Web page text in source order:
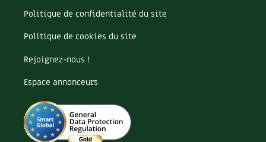
Recette
Récup'
Réparation
Reproduction
Restauration
Rocaille
Ronce (ou mûre de jardin)
Roquette
Politique de confidentialité du site
Politique de cookies du site
Rejoignez-nous !
Espace annonceurs